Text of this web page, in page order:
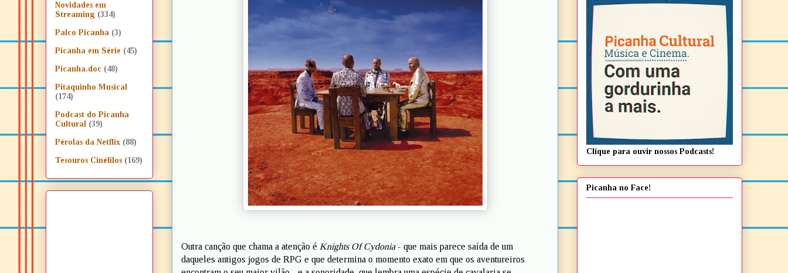
Outra canção que chama a atenção é Knights Of Cydonia- que mais parece saída de um
daqueles antigos jogos de RPG e que determina o momento exato em que os aventureiros
Novidades em
Streaming (334)
Palco Picanha (3)
Picanha em Série (45)
Picanha.doc (48)
Pitaquinho Musical
(174)
Podcast do Picanha
Cultural (39)
Pérolas da Netflix (88)
Tesouros Cinéfilos (169)
Clique para ouvir nossos Podcasts!
Picanha no Face!